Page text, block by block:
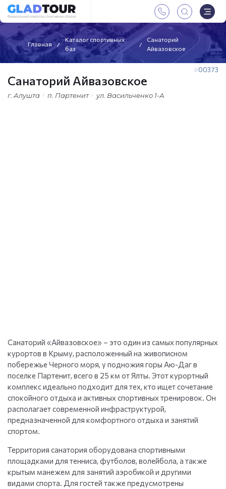
Главная
Каталог спортивных
баз
Санаторий
Айвазовское
00373
Санаторий Айвазовское
г. Алушта п. Партенит ул. Васильченко 1-А
Санаторий «Айвазовское» – это один из самых популярных
курортов в Крыму, расположенный на живописном
побережье Черного моря, у подножия горы Аю-Даг в
поселке Партенит, всего в 25 км от Ялты. Этот курортный
комплекс идеально подходит для тех, кто ищет сочетание
спокойного отдыха и активных спортивных тренировок. Он
располагает современной инфраструктурой,
предназначенной для комфортного отдыха и занятий
спортом.
Территория санатория оборудована спортивными
площадками для тенниса, футболов, волейбола, а также
крытым манежем для занятий аэробикой и другими
видами спорта. Для гостей также предусмотрены